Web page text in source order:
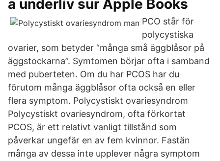
a underliv sur Apple Books
PCO står för
polycystiska
ovarier, som betyder “många små äggblåsor på
äggstockarna”. Symtomen börjar ofta i samband
med puberteten. Om du har PCOS har du
förutom många äggblåsor ofta också en eller
flera symptom. Polycystiskt ovariesyndrom
Polycystiskt ovariesyndrom, ofta förkortat
PCOS, är ett relativt vanligt tillstånd som
påverkar ungefär en av fem kvinnor. Fastän
många av dessa inte upplever några symptom